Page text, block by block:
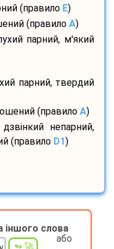
(правило E)
(правило A)
парний, м'який
парний, твердий
(правило A)
непарний,
(правило D1)
іншого слова
або